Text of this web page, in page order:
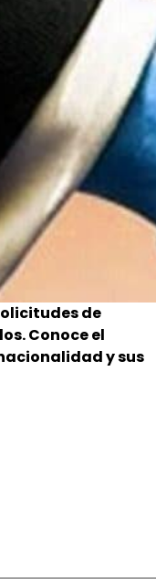
de
Conoce el
y sus